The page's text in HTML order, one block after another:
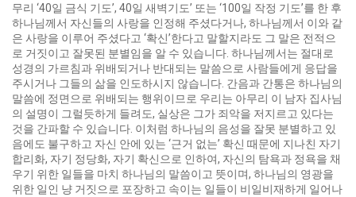
무리 ‘40일 금식 기도’, 40일 새벽기도’ 또는 ‘100일 작정 기도’를 한 후
하나님께서 자신들의 사랑을 인정해 주셨다거나, 하나님께서 이와 같
은 사랑을 이루어 주셨다고 ‘확신’한다고 말할지라도 그 말은 전적으
로 거짓이고 잘못된 분별임을 알 수 있습니다. 하나님께서는 절대로
성경의 가르침과 위배되거나 반대되는 말씀으로 사람들에게 응답을
주시거나 그들의 삶을 인도하시지 않습니다. 간음과 간통은 하나님의
말씀에 정면으로 위배되는 행위이므로 우리는 아무리 이 남자 집사님
의 설명이 그럴듯하게 들려도, 실상은 그가 죄악을 저지르고 있다는
것을 간파할 수 있습니다. 이처럼 하나님의 음성을 잘못 분별하고 있
음에도 불구하고 자신 안에 있는 ‘근거 없는’ 확신 때문에 지나친 자기
합리화, 자기 정당화, 자기 확신으로 인하여, 자신의 탐욕과 정욕을 채
우기 위한 일들을 마치 하나님의 말씀이고 뜻이며, 하나님의 영광을
위한 일인 냥 거짓으로 포장하고 속이는 일들이 비일비재하게 일어나